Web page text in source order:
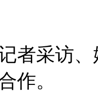
者采访
作。